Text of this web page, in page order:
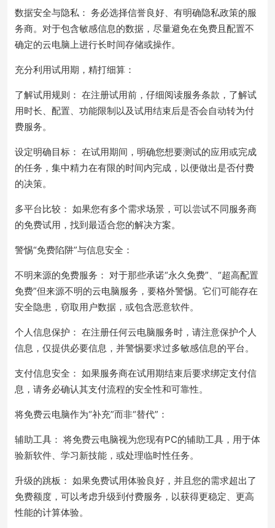
数据安全与隐私： 务必选择信誉良好、有明确隐私政策的服
务商。对于包含敏感信息的数据，尽量避免在免费且配置不
确定的云电脑上进行长时间存储或操作。
充分利用试用期，精打细算：
了解试用规则： 在注册试用前，仔细阅读服务条款，了解试
用时长、配置、功能限制以及试用结束后是否会自动转为付
费服务。
设定明确目标： 在试用期间，明确您想要测试的应用或完成
的任务，集中精力在有限的时间内完成，以便做出是否付费
的决策。
多平台比较： 如果您有多个需求场景，可以尝试不同服务商
的免费试用，找到最适合您的解决方案。
警惕“免费陷阱”与信息安全：
不明来源的免费服务： 对于那些承诺“永久免费”、“超高配置
免费”但来源不明的云电脑服务，要格外警惕。它们可能存在
安全隐患，窃取用户数据，或包含恶意软件。
个人信息保护： 在注册任何云电脑服务时，请注意保护个人
信息，仅提供必要信息，并警惕要求过多敏感信息的平台。
支付信息安全： 如果服务商在试用期结束后要求绑定支付信
息，请务必确认其支付流程的安全性和可靠性。
将免费云电脑作为“补充”而非“替代”：
辅助工具： 将免费云电脑视为您现有PC的辅助工具，用于体
验新软件、学习新技能，或处理临时性任务。
升级的跳板： 如果免费试用体验良好，并且您的需求超出了
免费额度，可以考虑升级到付费服务，以获得更稳定、更高
性能的计算体验。